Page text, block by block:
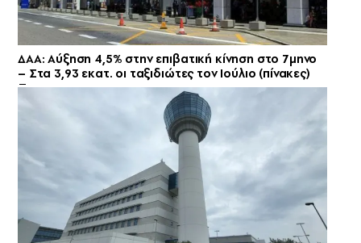
ΔΑΑ: Αύξηση 4,5% στην επιβατική κίνηση στο 7μηνο
– Στα 3,93 εκατ. οι ταξιδιώτες τον Ιούλιο (πίνακες)